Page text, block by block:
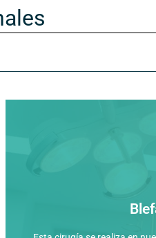
Especialmente